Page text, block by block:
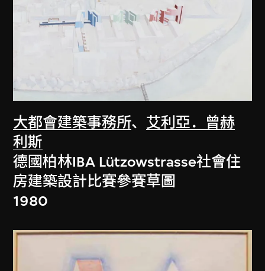
大都會建築事務所、 艾利亞．曾赫
利斯
德國柏林IBA Lützowstrasse社會住
房建築設計比賽參賽草圖
1980